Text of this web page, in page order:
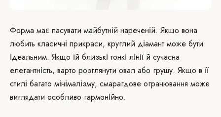
Форма має пасувати майбутній нареченій. Якщо вона
любить класичні прикраси, круглий діамант може бути
ідеальним. Якщо їй близькі тонкі лінії й сучасна
елегантність, варто розглянути овал або грушу. Якщо в її
стилі багато мінімалізму, смарагдове огранювання може
виглядати особливо гармонійно.